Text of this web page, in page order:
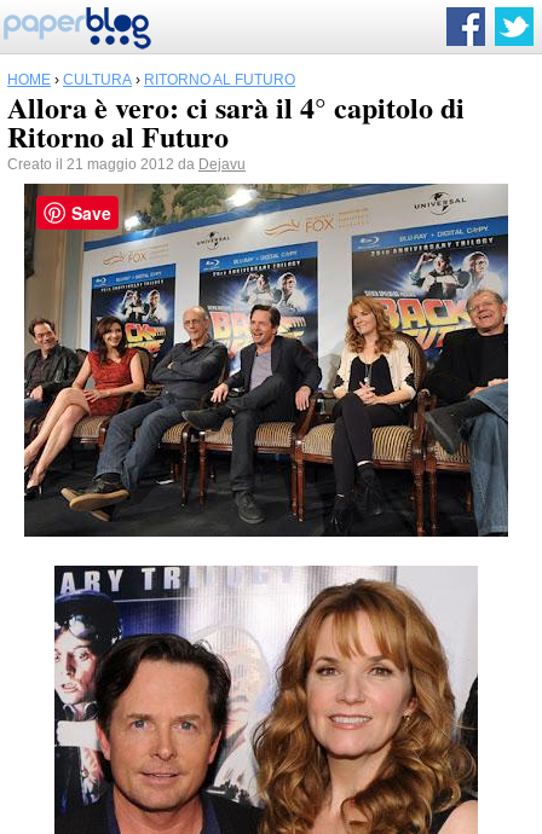
HOME › CULTURA › RITORNO AL FUTURO
Allora è vero: ci sarà il 4° capitolo di
Ritorno al Futuro
Creato il 21 maggio 2012 da Dejavu
Save